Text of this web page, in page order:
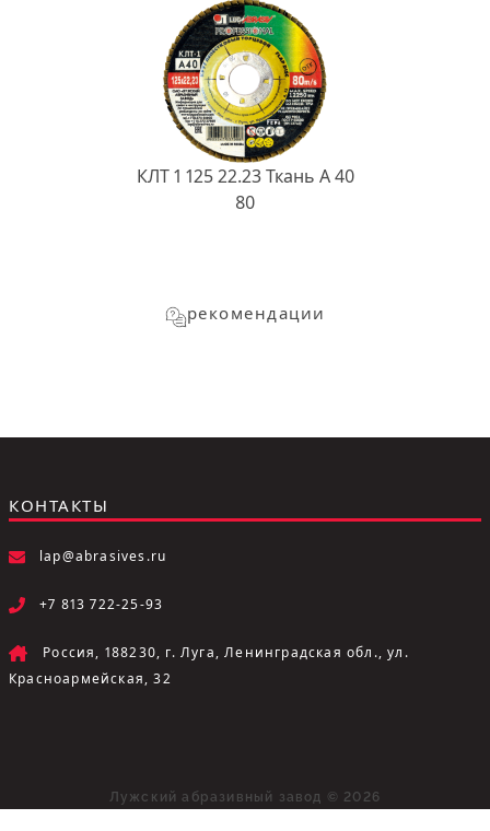
КЛТ 1 125 22.23 Ткань A 40
80
рекомендации
КОНТАКТЫ
lap@abrasives.ru
+7 813 722-25-93
Россия, 188230, г. Луга, Ленинградская обл., ул.
Красноармейская, 32
Лужский абразивный завод © 2026